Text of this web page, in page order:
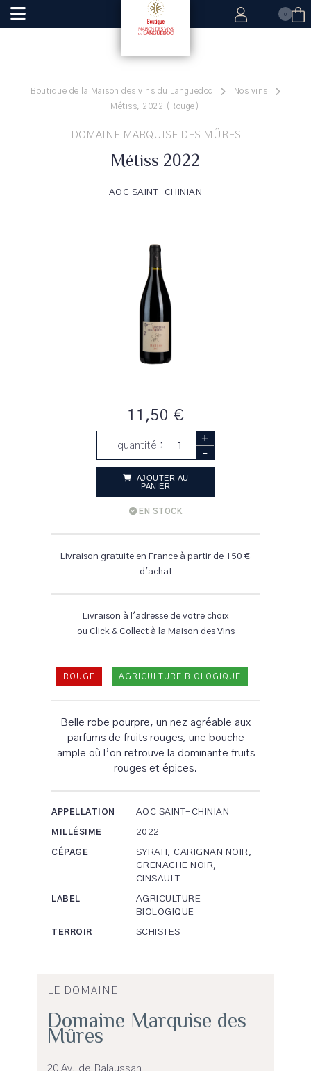
0
Boutique de la Maison des vins du Languedoc
Nos vins
Métiss, 2022 (Rouge)
DOMAINE MARQUISE DES MÛRES
Métiss 2022
AOC SAINT-CHINIAN
11,50 €
quantité : +
-
AJOUTER AU
PANIER
EN STOCK
Livraison gratuite en France à partir de 150 €
d'achat
Livraison à l'adresse de votre choix
ou Click & Collect à la Maison des Vins
ROUGE AGRICULTURE BIOLOGIQUE
Belle robe pourpre, un nez agréable aux
parfums de fruits rouges, une bouche
ample où l’on retrouve la dominante fruits
rouges et épices.
APPELLATION AOC SAINT-CHINIAN
MILLÉSIME 2022
CÉPAGE
SYRAH, CARIGNAN NOIR,
GRENACHE NOIR,
CINSAULT
LABEL
AGRICULTURE
BIOLOGIQUE
TERROIR SCHISTES
LE DOMAINE
Domaine Marquise des
Mûres
20 Av. de Balaussan,